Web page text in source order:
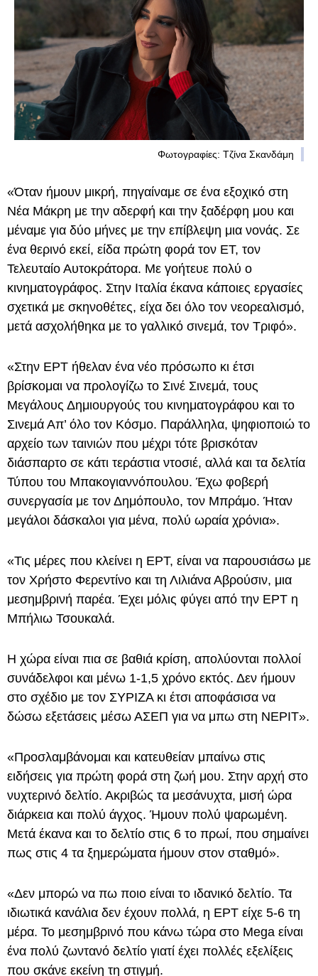
Φωτογραφίες: Τζίνα Σκανδάμη
«Όταν ήμουν μικρή, πηγαίναμε σε ένα εξοχικό στη
Νέα Μάκρη με την αδερφή και την ξαδέρφη μου και
μέναμε για δύο μήνες με την επίβλεψη μια νονάς. Σε
ένα θερινό εκεί, είδα πρώτη φορά τον ΕΤ, τον
Τελευταίο Αυτοκράτορα. Με γοήτευε πολύ ο
κινηματογράφος. Στην Ιταλία έκανα κάποιες εργασίες
σχετικά με σκηνοθέτες, είχα δει όλο τον νεορεαλισμό,
μετά ασχολήθηκα με το γαλλικό σινεμά, τον Τριφό».
«Στην ΕΡΤ ήθελαν ένα νέο πρόσωπο κι έτσι
βρίσκομαι να προλογίζω το Σινέ Σινεμά, τους
Μεγάλους Δημιουργούς του κινηματογράφου και το
Σινεμά Απ’ όλο τον Κόσμο. Παράλληλα, ψηφιοποιώ το
αρχείο των ταινιών που μέχρι τότε βρισκόταν
διάσπαρτο σε κάτι τεράστια ντοσιέ, αλλά και τα δελτία
Τύπου του Μπακογιαννόπουλου. Έχω φοβερή
συνεργασία με τον Δημόπουλο, τον Μπράμο. Ήταν
μεγάλοι δάσκαλοι για μένα, πολύ ωραία χρόνια».
«Τις μέρες που κλείνει η ΕΡΤ, είναι να παρουσιάσω με
τον Χρήστο Φερεντίνο και τη Λιλιάνα Αβρούσιν, μια
μεσημβρινή παρέα. Έχει μόλις φύγει από την ΕΡΤ η
Μπήλιω Τσουκαλά.
Η χώρα είναι πια σε βαθιά κρίση, απολύονται πολλοί
συνάδελφοι και μένω 1-1,5 χρόνο εκτός. Δεν ήμουν
στο σχέδιο με τον ΣΥΡΙΖΑ κι έτσι αποφάσισα να
δώσω εξετάσεις μέσω ΑΣΕΠ για να μπω στη ΝΕΡΙΤ».
«Προσλαμβάνομαι και κατευθείαν μπαίνω στις
ειδήσεις για πρώτη φορά στη ζωή μου. Στην αρχή στο
νυχτερινό δελτίο. Ακριβώς τα μεσάνυχτα, μισή ώρα
διάρκεια και πολύ άγχος. Ήμουν πολύ ψαρωμένη.
Μετά έκανα και το δελτίο στις 6 το πρωί, που σημαίνει
πως στις 4 τα ξημερώματα ήμουν στον σταθμό».
«Δεν μπορώ να πω ποιο είναι το ιδανικό δελτίο. Τα
ιδιωτικά κανάλια δεν έχουν πολλά, η ΕΡΤ είχε 5-6 τη
μέρα. Το μεσημβρινό που κάνω τώρα στο Mega είναι
ένα πολύ ζωντανό δελτίο γιατί έχει πολλές εξελίξεις
που σκάνε εκείνη τη στιγμή.